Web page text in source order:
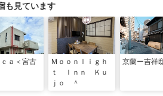
も見ています
ｃａ＜宮古
Ｍｏｏｎｌｉｇｈ
ｔ Ｉｎｎ Ｋｕ
ｊｏ ＾
京蘭ー吉祥